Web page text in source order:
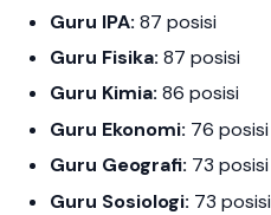
Guru IPA: 87 posisi
Guru Fisika: 87 posisi
Guru Kimia: 86 posisi
Guru Ekonomi: 76 posisi
Guru Geografi: 73 posisi
Guru Sosiologi: 73 posisi